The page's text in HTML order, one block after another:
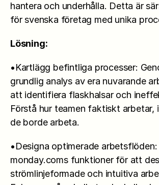
hantera och underhålla. Detta är
för svenska företag med unika
Lösning:
•Kartlägg befintliga processer:
grundlig analys av era nuvarande
att identifiera flaskhalsar och
Förstå hur teamen faktiskt arbetar,
de borde arbeta.
•Designa optimerade arbetsflöden:
monday.coms funktioner för att
strömlinjeformade och intuitiva